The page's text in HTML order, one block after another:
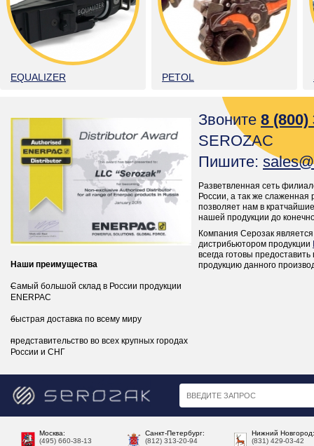
EQUALIZER PETOL
Наши преимущества
Самый большой склад в России продукции
ENERPAC
быстрая доставка по всему миру
представительство во всех крупных городах
России и СНГ
Звоните 8 (800)
SEROZAC
Пишите:
Разветвленная сеть
России, а так же слаженная
позволяет нам в
нашей продукции до
Компания Серозак
дистрибьютором продукции
всегда готовы
продукцию данного
Москва:
(495) 660-38-13
Санкт-Петербург:
(812) 313-20-94
Нижний Новгород:
(831) 429-03-42